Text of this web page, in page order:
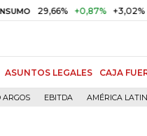
29,66% +0,87% +3,02%
ASUNTOS LEGALES CAJA
ARGOS EBITDA AMÉRICA